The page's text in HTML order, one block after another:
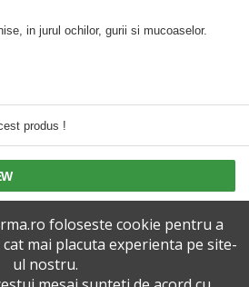
in jurul ochilor, gurii si mucoaselor.
produs !
foloseste cookie pentru a
mai placuta experienta pe site-
ul nostru.